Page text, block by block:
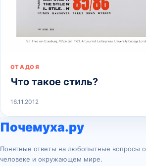
ОТ А ДО Я
Что такое стиль?
16.11.2012
Почемуха.ру
Понятные ответы на любопытные вопросы о
человеке и окружающем мире.